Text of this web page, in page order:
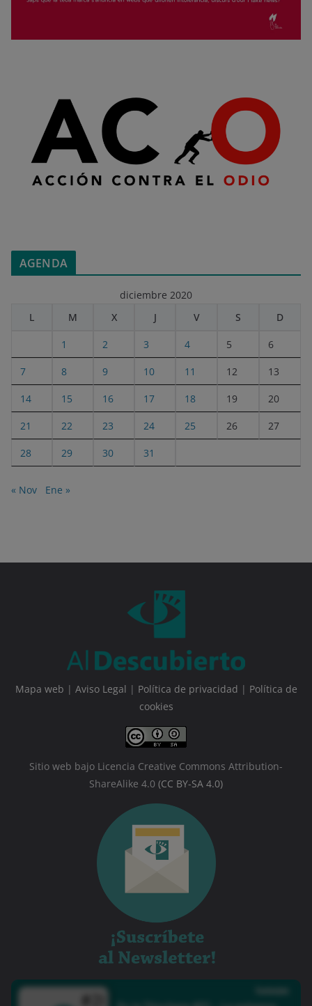
AGENDA
diciembre 2020
L
M X J V S D
1 2 3 4 5 6
7 8 9 10 11 12 13
14 15 16 17 18 19 20
21 22 23 24 25 26 27
28 29 30 31
« Nov Ene »
Mapa web | Aviso Legal | Política de privacidad | Política de
cookies
Sitio web bajo Licencia Creative Commons Attribution-
ShareAlike 4.0 (CC BY-SA 4.0)